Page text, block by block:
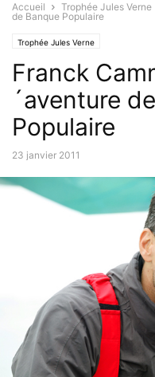
Accueil Trophée Jules Verne
de Banque Populaire
Trophée Jules Verne
Franck
´aventure
Populaire
23 janvier 2011